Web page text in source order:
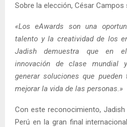
Sobre la elección, César Campos
«Los eAwards son una
talento y la creatividad de los
Jadish demuestra que en
innovación de clase mundial
generar soluciones que
mejorar la vida de las personas.»
Con este reconocimiento,
Perú en la gran final